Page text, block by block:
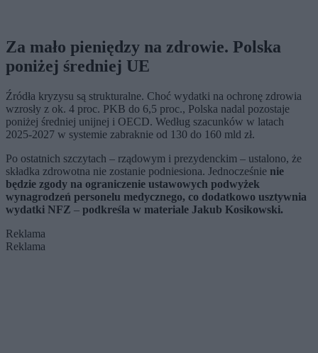
Za mało pieniędzy na zdrowie. Polska
poniżej średniej UE
Źródła kryzysu są strukturalne. Choć wydatki na ochronę zdrowia
wzrosły z ok. 4 proc. PKB do 6,5 proc., Polska nadal pozostaje
poniżej średniej unijnej i OECD. Według szacunków w latach
2025-2027 w systemie zabraknie od 130 do 160 mld zł.
Po ostatnich szczytach – rządowym i prezydenckim – ustalono, że
składka zdrowotna nie zostanie podniesiona. Jednocześnie nie
będzie zgody na ograniczenie ustawowych podwyżek
wynagrodzeń personelu medycznego, co dodatkowo usztywnia
wydatki NFZ – podkreśla w materiale Jakub Kosikowski.
Reklama
Reklama